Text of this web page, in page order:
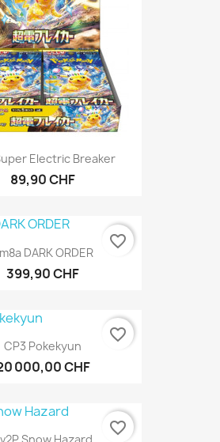
Electric Breaker
89,90 CHF
DARK ORDER
399,90 CHF
favorite_border
CP3 Pokekyun
000,00 CHF
favorite_border
favorite_border